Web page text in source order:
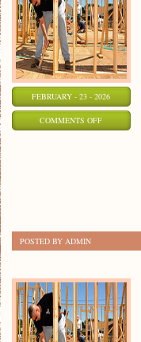
FEBRUARY - 23 - 2026
COMMENTS OFFON
POSTED BY ADMIN